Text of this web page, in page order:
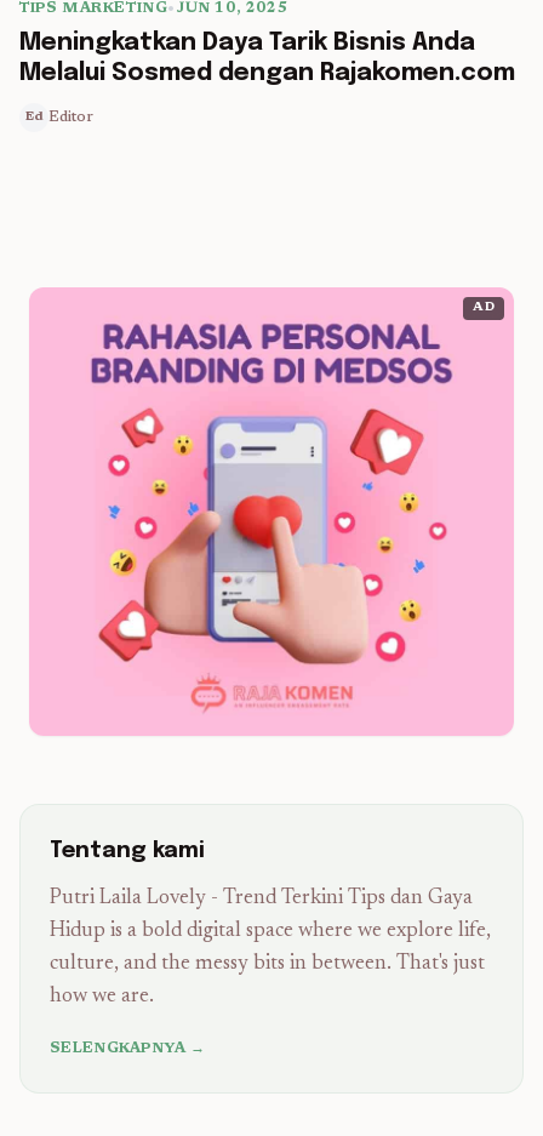
5 min read
TIPS MARKETING• JUN 10, 2025
Meningkatkan Daya Tarik Bisnis Anda
Melalui Sosmed dengan Rajakomen.com
Ed Editor
AD
Tentang kami
Putri Laila Lovely - Trend Terkini Tips dan Gaya
Hidup is a bold digital space where we explore life,
culture, and the messy bits in between. That's just
how we are.
SELENGKAPNYA →